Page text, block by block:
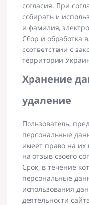
согласия. При
собирать и
и фамилия,
Сбор и обработка
соответствии с
территории
Хранение
удаление
Пользователь,
персональные
имеет право на их
на отзыв своего
Срок, в течение
персональные
использования
деятельности